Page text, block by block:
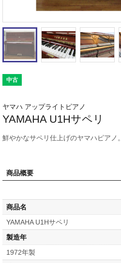
中古
ヤマハ アップライトピアノ
YAMAHA U1Hサペリ
鮮やかなサペリ仕上げのヤマハピアノ。
商品概要
商品名
YAMAHA U1Hサペリ
製造年
1972年製